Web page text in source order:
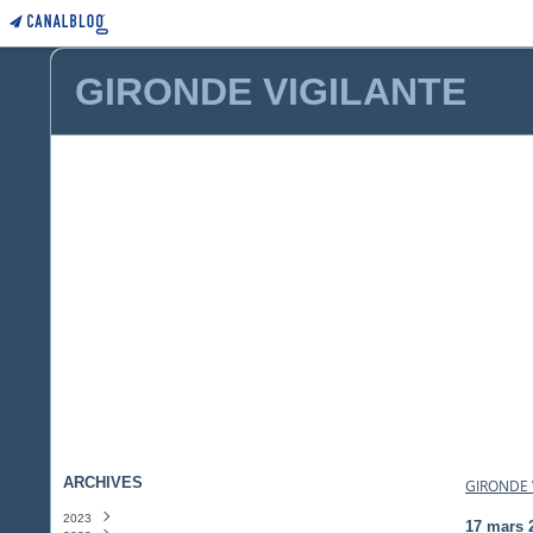
GIRONDE VIGILANTE
ARCHIVES
2023
GIRONDE
17 mars